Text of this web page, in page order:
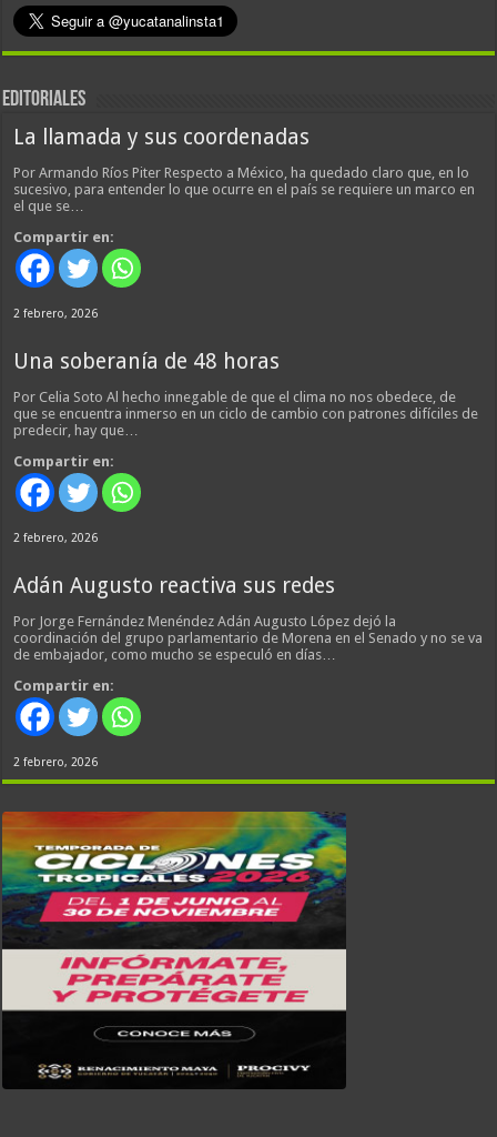
EDITORIALES
La llamada y sus coordenadas
Por Armando Ríos Piter Respecto a México, ha quedado claro que, en lo
sucesivo, para entender lo que ocurre en el país se requiere un marco en
el que se…
Compartir en:
2 febrero, 2026
Una soberanía de 48 horas
Por Celia Soto Al hecho innegable de que el clima no nos obedece, de
que se encuentra inmerso en un ciclo de cambio con patrones difíciles de
predecir, hay que…
Compartir en:
2 febrero, 2026
Adán Augusto reactiva sus redes
Por Jorge Fernández Menéndez Adán Augusto López dejó la
coordinación del grupo parlamentario de Morena en el Senado y no se va
de embajador, como mucho se especuló en días…
Compartir en:
2 febrero, 2026